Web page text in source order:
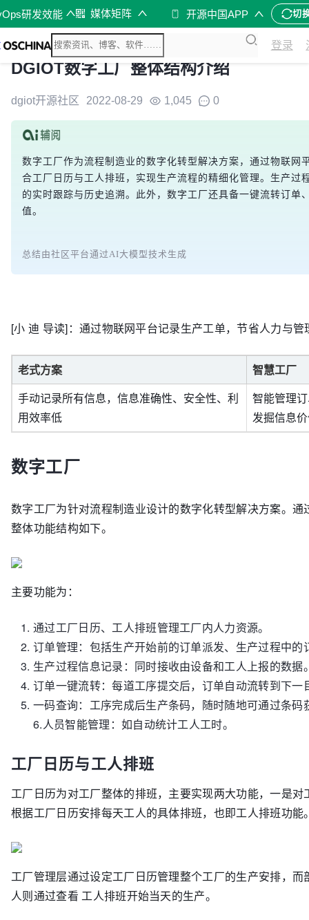
研发效能 媒体矩阵 开源中国APP 切
登录
DGIOT数字工厂整体结构介绍
dgiot开源社区 2022-08-29 1,045 0
数字工厂作为流程制造业的数字化转型解决方案，通过物联
合工厂日历与工人排班，实现生产流程的精细化管理。生产
的实时跟踪与历史追溯。此外，数字工厂还具备一键流转订
值。
总结由社区平台通过AI大模型技术生成
[小 迪 导读]：通过物联网平台记录生产工单，节省人力与管
老式方案
智慧工厂
手动记录所有信息，信息准确性、安全性、利
用效率低
智能管理
发掘信息
数字工厂
数字工厂为针对流程制造业设计的数字化转型解决方案。
整体功能结构如下。
主要功能为：
通过工厂日历、工人排班管理工厂内人力资源。
订单管理：包括生产开始前的订单派发、生产过程中
生产过程信息记录：同时接收由设备和工人上报的数据
订单一键流转：每道工序提交后，订单自动流转到下
一码查询：工序完成后生产条码，随时随地可通过条码
6.人员智能管理：如自动统计工人工时。
工厂日历与工人排班
工厂日历为对工厂整体的排班，主要实现两大功能，一是
根据工厂日历安排每天工人的具体排班，也即工人排班功能
工厂管理层通过设定工厂日历管理整个工厂的生产安排，
人则通过查看 工人排班开始当天的生产。